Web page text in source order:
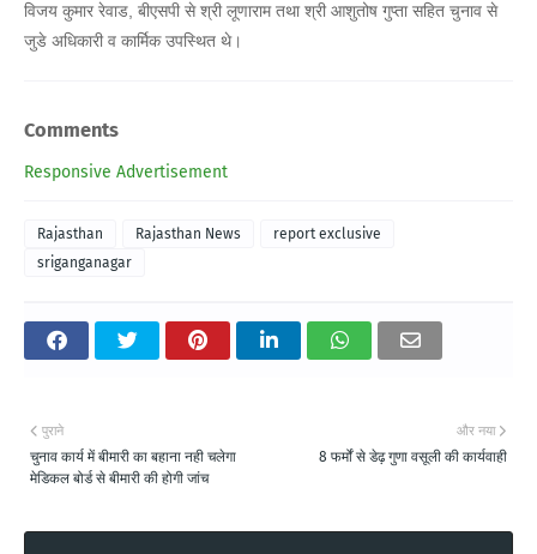
विजय कुमार रेवाड, बीएसपी से श्री लूणाराम तथा श्री आशुतोष गुप्ता सहित चुनाव से
जुडे अधिकारी व कार्मिक उपस्थित थे।
Comments
Responsive Advertisement
Rajasthan Rajasthan News
report exclusive
sriganganagar
और नया
8 फर्मों से डेढ़ गुणा वसूली की कार्यवाही
पुराने
चुनाव कार्य में बीमारी का बहाना नही चलेगा
मेडिकल बोर्ड से बीमारी की होगी जांच